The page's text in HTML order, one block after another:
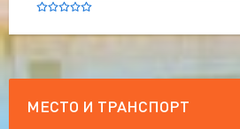
МЕСТО И ТРАНСПОРТ